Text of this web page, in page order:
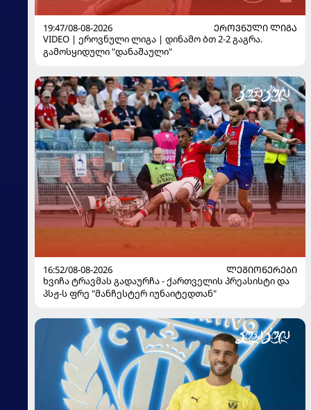
19:47/08-08-2026
ᲔᲠᲝᲕᲜᲣᲚᲘ ᲚᲘᲒᲐ
VIDEO | ეროვნული ლიგა | დინამო ბთ 2-2 გაგრა.
გამოსყიდული "დანაშაული"
16:52/08-08-2026
ᲚᲔᲒᲘᲝᲜᲔᲠᲔᲑᲘ
ხვიჩა ტრავმას გადაურჩა - ქართველის პრეასისტი და
პსჟ-ს ფრე "მანჩესტერ იუნაიტედთან"